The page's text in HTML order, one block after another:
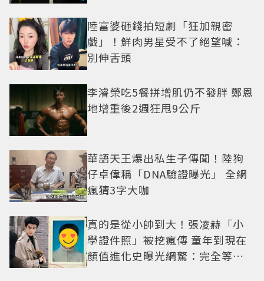
陸富婆砸錢拍短劇「狂加親密
戲」！鮮肉男星受不了絕望喊：
別伸舌頭
李濬榮吃5餐拼增肌仍不發胖 鄭恩
地增重後2週狂甩9公斤
華語天王爆出私生子傳聞！陸狗
仔卓偉稱「DNA驗證曝光」 全網
瘋猜3字大咖
真的是從小帥到大！張凌赫「小
學證件照」被挖瘋傳 童年到現在
顏值進化史曝光網驚：完全等比